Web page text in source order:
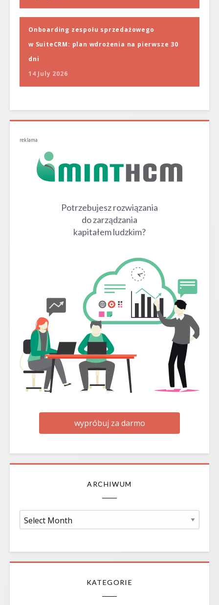
Onboarding zespołu sprzedażowego
w SuiteCRM: plan wdrożenia na pierwsze 30
dni
14 July 2026
reklama
Potrzebujesz rozwiązania
do zarządzania
kapitałem ludzkim?
wypróbuj za darmo
ARCHIWUM
Archiwum
KATEGORIE